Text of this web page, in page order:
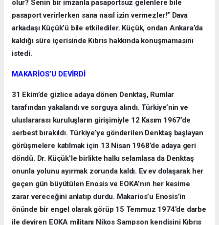
olur? Senin bir imzanla pasaportsuz gelenlere bile
pasaport verirlerken sana nasıl izin vermezler!” Dava
arkadaşı Küçük’ü bile etkilediler. Küçük, ondan Ankara’da
kaldığı süre içerisinde Kıbrıs hakkında konuşmamasını
istedi.
MAKARİOS’U DEVİRDİ
31 Ekim’de gizlice adaya dönen Denktaş, Rumlar
tarafından yakalandı ve sorguya alındı. Türkiye’nin ve
uluslararası kuruluşların girişimiyle 12 Kasım 1967’de
serbest bırakıldı. Türkiye’ye gönderilen Denktaş başlayan
görüşmelere katılmak için 13 Nisan 1968’de adaya geri
döndü. Dr. Küçük’le birlikte halkı selamlasa da Denktaş
onunla yolunu ayırmak zorunda kaldı. Ev ev dolaşarak her
geçen gün büyütülen Enosis ve EOKA’nın her kesime
zarar vereceğini anlatıp durdu. Makarios’u Enosis’in
önünde bir engel olarak görüp 15 Temmuz 1974’de darbe
ile deviren EOKA militanı Nikos Sampson kendisini Kıbrıs